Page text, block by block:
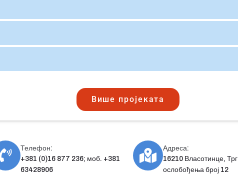
Више пројеката
Телефон:
+381 (0)16 877 236; моб. +381
63428906
Адреса:
16210 Власотинце, Трг
ослобођења број 12